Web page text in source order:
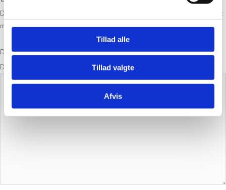
Tillad alle
Tillad valgte
Afvis
Din e-mailadresse vil ikke blive publiceret.
Krævede felter er markeret
med*
Din bedømmelse
Din anmeldelse